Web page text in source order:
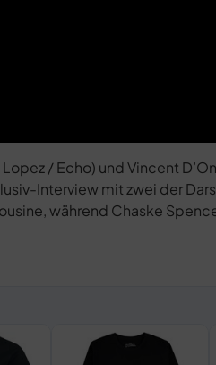
/ Echo) und Vincent
Interview mit zwei der
während Chaske